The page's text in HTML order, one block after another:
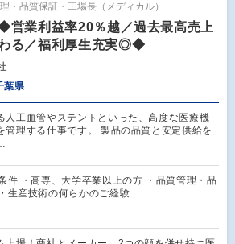
・品質保証・工場長（メディカル）
営業利益率20％越／過去最高売上
る／福利厚生充実◎◆
葉県
人工血管やステントといった、高度な医療機
管理する仕事です。 製品の品質と安定供給を
件 ・高専、大学卒業以上の方 ・品質管理・品
生産技術の何らかのご経験…